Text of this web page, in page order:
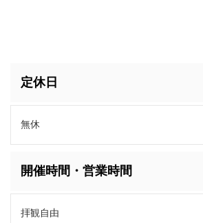
定休日
無休
開催時間・営業時間
拝観自由